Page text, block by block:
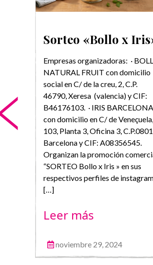
Sorteo «Bollo x
Empresas organizadoras: ·
NATURAL FRUIT con domicilio
social en C/ de la creu, 2, C.P.
46790, Xeresa (valencia) y CIF:
B46176103. · IRIS BARCELONA
con domicilio en C/ de Veneçuela,
103, Planta 3, Oficina 3,
Barcelona y CIF: A08356545.
Organizan la promoción
“SORTEO Bollo x Iris » en sus
respectivos perfiles de
[…]
Leer más
noviembre 29, 2024